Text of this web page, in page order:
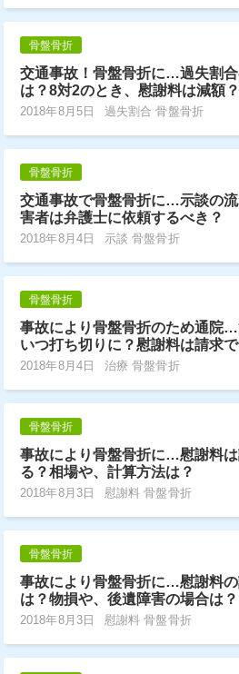
骨盤骨折
交通事故！骨盤骨折に…過失割合
は？8対2のとき、慰謝料は減額？
2018年8月5日 過失割合 骨盤骨折
骨盤骨折
交通事故で骨盤骨折に…示談の
害者は弁護士に依頼するべき？
2018年8月4日 示談 骨盤骨折
骨盤骨折
事故により骨盤骨折のため通院
いつ打ち切りに？慰謝料は請求
2018年8月4日 治療 骨盤骨折
骨盤骨折
事故により骨盤骨折に…慰謝料は
る？相場や、計算方法は？
2018年8月3日 慰謝料 骨盤骨折
骨盤骨折
事故により骨盤骨折に…慰謝料
は？物損や、後遺障害の場合は？
2018年8月3日 慰謝料 骨盤骨折